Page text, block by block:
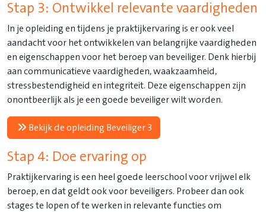
Stap 3: Ontwikkel relevante vaardigheden
In je opleiding en tijdens je praktijkervaring is er ook veel
aandacht voor het ontwikkelen van belangrijke vaardigheden
en eigenschappen voor het beroep van beveiliger. Denk hierbij
aan communicatieve vaardigheden, waakzaamheid,
stressbestendigheid en integriteit. Deze eigenschappen zijn
onontbeerlijk als je een goede beveiliger wilt worden.
Bekijk de opleiding Beveiliger 3
Stap 4: Doe ervaring op
Praktijkervaring is een heel goede leerschool voor vrijwel elk
beroep, en dat geldt ook voor beveiligers. Probeer dan ook
stages te lopen of te werken in relevante functies om